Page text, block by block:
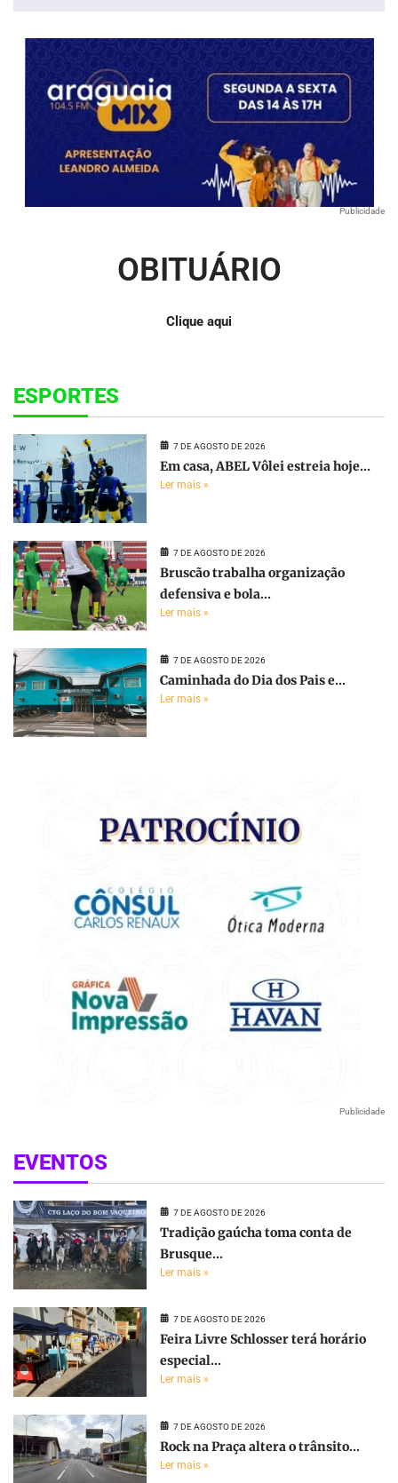
Publicidade
OBITUÁRIO
Clique aqui
ESPORTES
7 DE AGOSTO DE 2026
Em casa, ABEL Vôlei estreia hoje...
Ler mais »
7 DE AGOSTO DE 2026
Bruscão trabalha organização
defensiva e bola...
Ler mais »
7 DE AGOSTO DE 2026
Caminhada do Dia dos Pais e...
Ler mais »
Publicidade
EVENTOS
7 DE AGOSTO DE 2026
Tradição gaúcha toma conta de
Brusque...
Ler mais »
7 DE AGOSTO DE 2026
Feira Livre Schlosser terá horário
especial...
Ler mais »
7 DE AGOSTO DE 2026
Rock na Praça altera o trânsito...
Ler mais »